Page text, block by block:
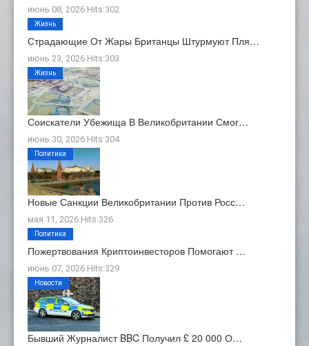
июнь 08, 2026 Hits:302
Страдающие От Жары Британцы Штурмуют Пля…
июнь 23, 2026 Hits:303
Жизнь
Соискатели Убежища В Великобритании Смог…
июнь 30, 2026 Hits:304
Жизнь
Новые Санкции Великобритании Против Росс…
мая 11, 2026 Hits:326
Политика
Пожертвования Криптоинвесторов Помогают …
июнь 07, 2026 Hits:329
Политика
Бывший Журналист BBC Получил £ 20 000 О…
Новости